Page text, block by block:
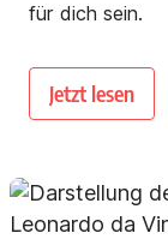
für dich sein.
Jetzt lesen